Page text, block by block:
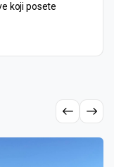
koji posete